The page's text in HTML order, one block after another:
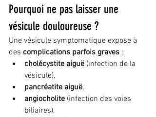
Pourquoi ne pas laisser une
vésicule douloureuse ?
Une vésicule symptomatique expose à
des complications parfois graves :
cholécystite aiguë (infection de la
vésicule),
pancréatite aiguë,
angiocholite (infection des voies
biliaires),